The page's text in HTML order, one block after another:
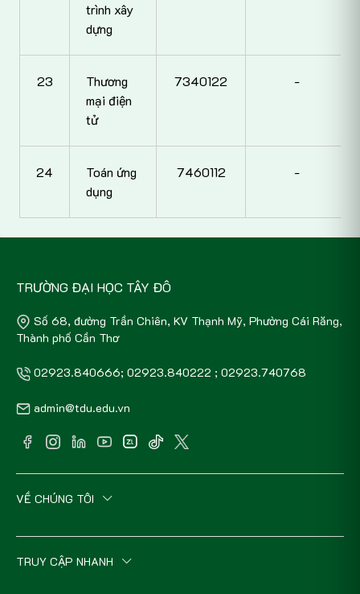
trình xây
dựng
23
Thương
mại điện
tử
7340122 -
24
Toán ứng
dụng
7460112 -
TRƯỜNG ĐẠI HỌC TÂY ĐÔ
Số 68, đường Trần Chiên, KV Thạnh Mỹ, Phường Cái Răng,
Thành phố Cần Thơ
02923.840666; 02923.840222 ; 02923.740768
admin@tdu.edu.vn
VỀ CHÚNG TÔI
TRUY CẬP NHANH